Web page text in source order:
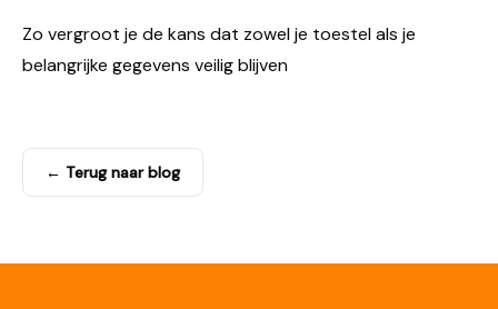
Zo vergroot je de kans dat zowel je toestel als je
belangrijke gegevens veilig blijven
← Terug naar blog